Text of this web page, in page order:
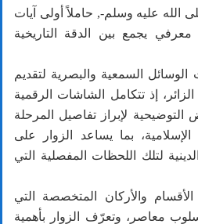
الله عليه وسلم-, حاملاً أولى آيات
يجمع بين الدقة التاريخية
السمعية والبصرية لتقديم
إذ تتكامل الشاشات الرقمية
التوضيحية لإبراز تفاصيل المرحلة
بما يساعد الزوار على
لتلك اللحظات المفصلية التي
والأركان المتخصصة التي
معاصر، وتعرّف الزوار بأهمية